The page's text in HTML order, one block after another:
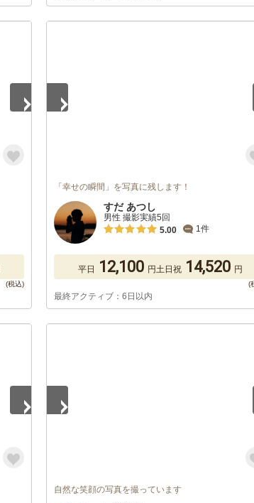
「幸せの瞬間」を写真に残します！
すだ あつし
男性 撮影実績5回
5.00
1件
平日 12,100 円土日祝 14,520 円
最終アクティブ：6日以内
自然な笑顔の写真を撮っています